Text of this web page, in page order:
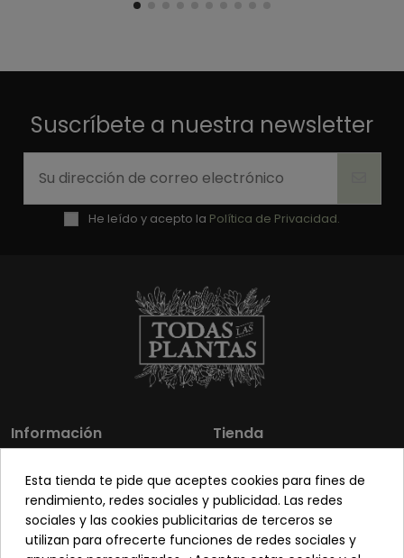
Suscríbete a nuestra newsletter
He leído y acepto la Política de Privacidad.
Información
Los más vendidos
Sobre nosotros
Pon tu planta guapa
Preguntas frecuentes
Tienda
Mi cuenta
Contacto
Envíos y Devoluciones
Venta a profesionales
Esta tienda te pide que aceptes cookies para fines de
rendimiento, redes sociales y publicidad. Las redes
sociales y las cookies publicitarias de terceros se
utilizan para ofrecerte funciones de redes sociales y